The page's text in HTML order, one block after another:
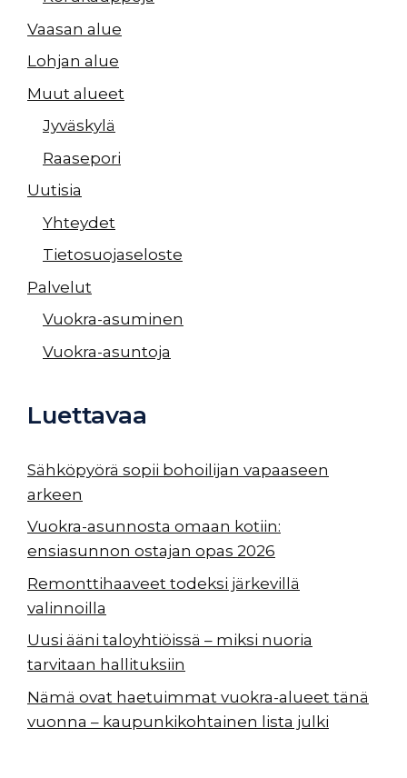
Vaasan alue
Lohjan alue
Muut alueet
Jyväskylä
Raasepori
Uutisia
Yhteydet
Tietosuojaseloste
Palvelut
Vuokra-asuminen
Vuokra-asuntoja
Luettavaa
Sähköpyörä sopii bohoilijan vapaaseen
arkeen
Vuokra-asunnosta omaan kotiin:
ensiasunnon ostajan opas 2026
Remonttihaaveet todeksi järkevillä
valinnoilla
Uusi ääni taloyhtiöissä – miksi nuoria
tarvitaan hallituksiin
Nämä ovat haetuimmat vuokra-alueet tänä
vuonna – kaupunkikohtainen lista julki